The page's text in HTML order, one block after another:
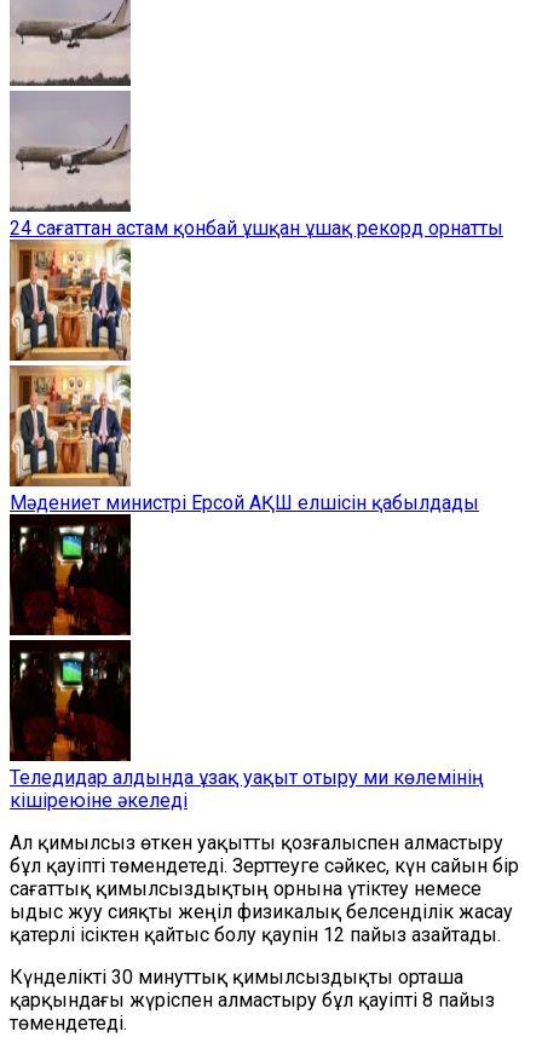
24 сағаттан астам қонбай ұшқан ұшақ рекорд орнатты
Мәдениет министрі Ерсой АҚШ елшісін қабылдады
Теледидар алдында ұзақ уақыт отыру ми көлемінің
кішіреюіне әкеледі
Ал қимылсыз өткен уақытты қозғалыспен алмастыру
бұл қауіпті төмендетеді. Зерттеуге сәйкес, күн сайын бір
сағаттық қимылсыздықтың орнына үтіктеу немесе
ыдыс жуу сияқты жеңіл физикалық белсенділік жасау
қатерлі ісіктен қайтыс болу қаупін 12 пайыз азайтады.
Күнделікті 30 минуттық қимылсыздықты орташа
қарқындағы жүріспен алмастыру бұл қауіпті 8 пайыз
төмендетеді.